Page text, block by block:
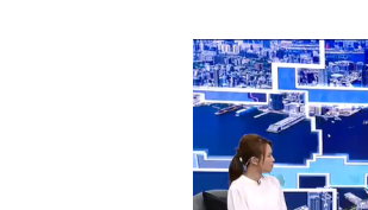
各项服务种类包
康、住宿服务、
基金」主要协助
制，协助他们进
「置地公司家基